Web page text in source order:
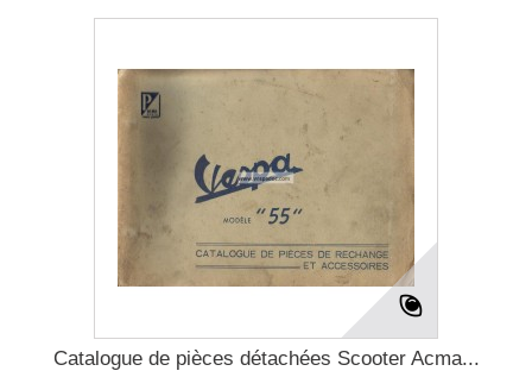
Catalogue de pièces détachées Scooter Acma...